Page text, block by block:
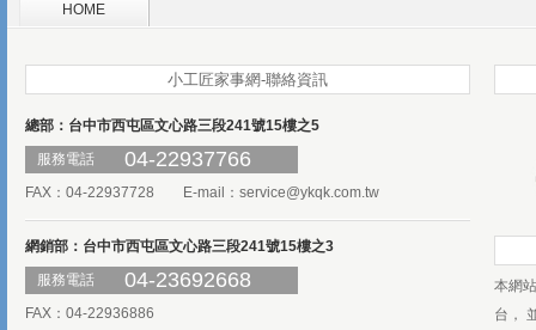
HOME
小工匠家事網-聯絡資訊
總部：台中市西屯區文心路三段241號15樓之5
服務電話
04-22937766
FAX：04-22937728 E-mail： service@ykqk.com.tw
網銷部：台中市西屯區文心路三段241號15樓之3
服務電話
04-23692668
FAX：04-22936886
本網
台，